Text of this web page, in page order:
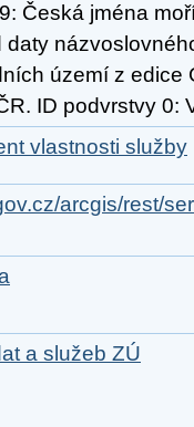
Česká jména
daty
území z edice
ID podvrstvy 0:
vlastnosti služby
arcgis/rest/
a služeb ZÚ